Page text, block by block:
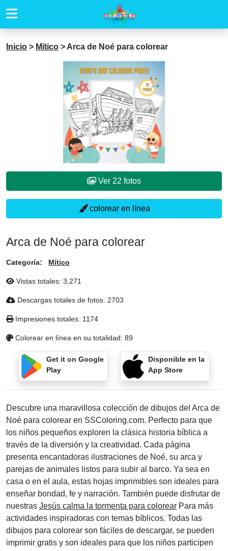
Inicio > Mítico > Arca de Noé para colorear
Ver 22 fotos
colorear en línea
Arca de Noé para colorear
Categoría: Mítico
Vistas totales: 3,271
Descargas totales de fotos: 2703
Impresiones totales: 1174
Colorear en línea en su totalidad: 89
Get it on Google
Play
Disponible en la
App Store
Descubre una maravillosa colección de dibujos del Arca de
Noé para colorear en SSColoring.com. Perfecto para que
los niños pequeños exploren la clásica historia bíblica a
través de la diversión y la creatividad. Cada página
presenta encantadoras ilustraciones de Noé, su arca y
parejas de animales listos para subir al barco. Ya sea en
casa o en el aula, estas hojas imprimibles son ideales para
enseñar bondad, fe y narración. También puede disfrutar de
nuestras Jesús calma la tormenta para colorear Para más
actividades inspiradoras con temas bíblicos. Todas las
dibujos para colorear son fáciles de descargar, se pueden
imprimir gratis y son ideales para que los niños participen